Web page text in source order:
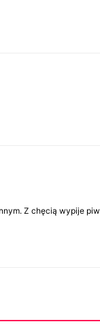
Z chęcią wypije